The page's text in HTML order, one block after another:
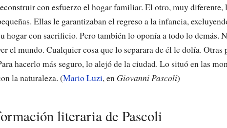
con esfuerzo el hogar familiar. El otro, muy diferente,
Ellas le garantizaban el regreso a la infancia,
hogar con sacrificio. Pero también lo oponía a todo lo demás.
el mundo. Cualquier cosa que lo separara de él le dolía.
hacerlo más seguro, lo alejó de la ciudad. Lo situó en las
la naturaleza. (Mario Luzi, en Giovanni Pascoli)
literaria de Pascoli